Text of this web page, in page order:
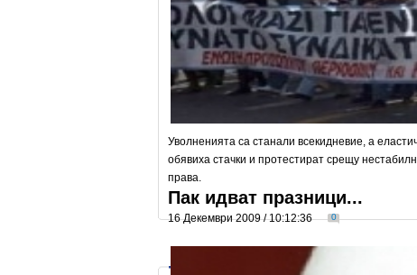
Уволненията са станали всекидневие, а
обявиха стачки и протестират срещу
права.
Пак идват празници...
16 Декември 2009 / 10:12:36 0